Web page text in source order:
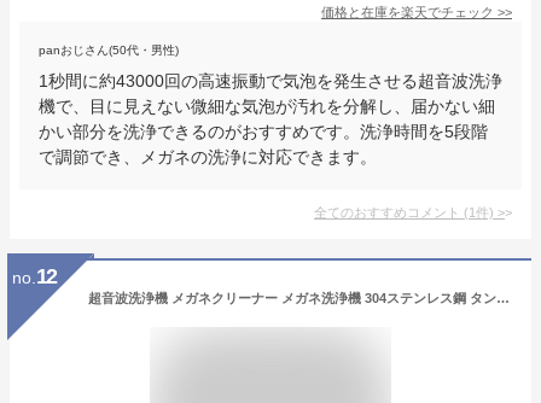
価格と在庫を楽天でチェック >>
panおじさん(50代・男性)
1秒間に約43000回の高速振動で気泡を発生させる超音波洗浄
機で、目に見えない微細な気泡が汚れを分解し、届かない細
かい部分を洗浄できるのがおすすめです。洗浄時間を5段階
で調節でき、メガネの洗浄に対応できます。
全てのおすすめコメント (1件) >
no. 12
超音波洗浄機 メガネクリーナー メガネ洗浄機 304ステンレス鋼 タンク 55000Hz強力振動 3段階タイマー機能 650ml大容量 眼鏡洗浄機 超音波クリーナー 軽量 小型家用 化粧道具/腕時計/指輪/貴金属/ジュエリー 洗浄機 カミソリ PSE認証済